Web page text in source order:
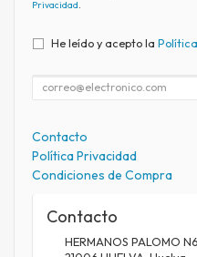
Privacidad.
He leído y acepto la
Contacto
Política Privacidad
Condiciones de Compra
Contacto
HERMANOS PALOMO N6